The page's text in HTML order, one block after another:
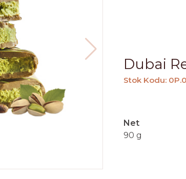
Dubai
Stok Kodu:
Net
90 g